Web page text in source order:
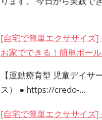
[自宅で簡単エクササイズ
お家でできる！簡単ボー
【運動療育型 児童デイサ
ス） ● https://credo-…
[自宅で簡単エクササイズ